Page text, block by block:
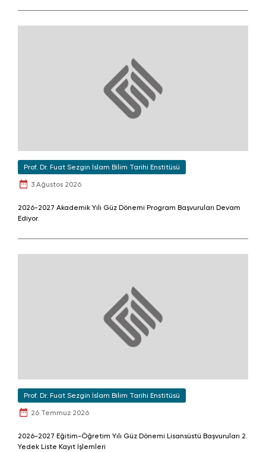
Prof. Dr. Fuat Sezgin İslam Bilim Tarihi Enstitüsü
3 Ağustos 2026
2026-2027 Akademik Yılı Güz Dönemi Program Başvuruları Devam
Ediyor.
Prof. Dr. Fuat Sezgin İslam Bilim Tarihi Enstitüsü
26 Temmuz 2026
2026-2027 Eğitim-Öğretim Yılı Güz Dönemi Lisansüstü Başvuruları 2.
Yedek Liste Kayıt İşlemleri